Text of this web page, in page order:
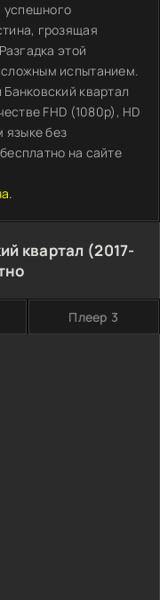
успешного
грозящая
этой
испытанием.
квартал
FHD (1080p), HD
языке без
на сайте
квартал (2017-
Плеер 3